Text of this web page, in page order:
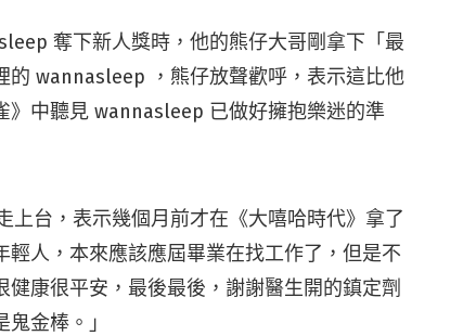
奪下新人獎時，他的熊仔大哥剛拿下「最
的 wannasleep ，熊仔放聲歡呼，表示這比他
》中聽見 wannasleep 已做好擁抱樂迷的準
台，表示幾個月前才在《大嘻哈時代》拿了
人，本來應該應屆畢業在找工作了，但是不
康很平安，最後最後，謝謝醫生開的鎮定劑
金棒。」